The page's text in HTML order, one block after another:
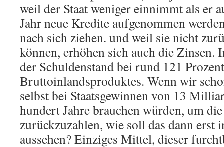
weil der Staat weniger einnimmt als er
Jahr neue Kredite aufgenommen
nach sich ziehen. und weil sie nicht
können, erhöhen sich auch die Zinsen.
der Schuldenstand bei rund 121
Bruttoinlandsproduktes. Wenn wir
selbst bei Staatsgewinnen von 13
hundert Jahre brauchen würden, um
zurückzuzahlen, wie soll das dann erst
aussehen? Einziges Mittel, dieser